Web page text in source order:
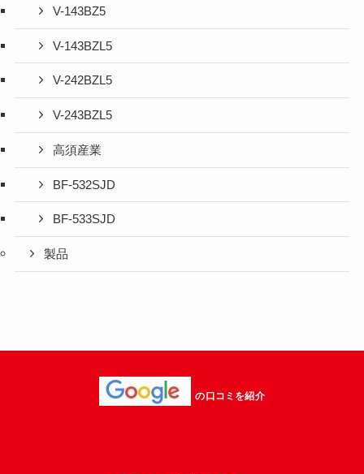
V-143BZ5
V-143BZL5
V-242BZL5
V-243BZL5
高須産業
BF-532SJD
BF-533SJD
製品
の口コミを紹介